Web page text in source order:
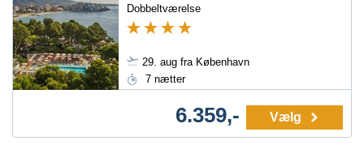
Dobbeltværelse
29. aug fra København
7 nætter
6.359,- Vælg